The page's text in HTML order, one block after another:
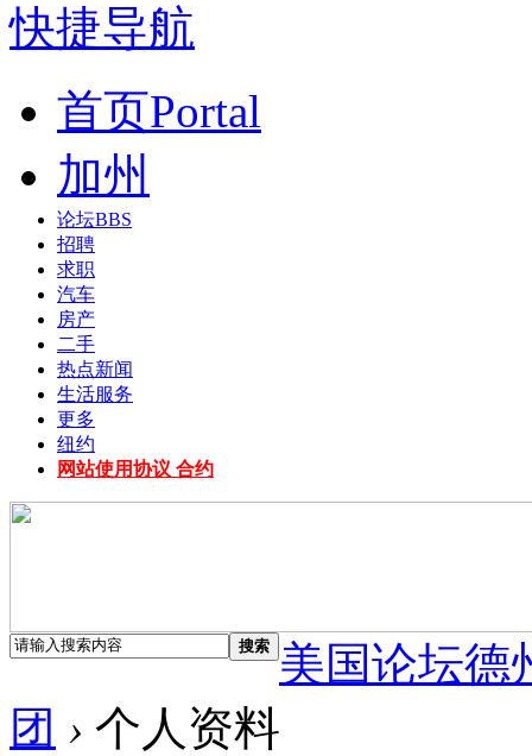
快捷导航
首页Portal
加州
论坛BBS
招聘
求职
汽车
房产
二手
热点新闻
生活服务
更多
纽约
网站使用协议 合约
搜索
美国论坛德
团 › 个人资料